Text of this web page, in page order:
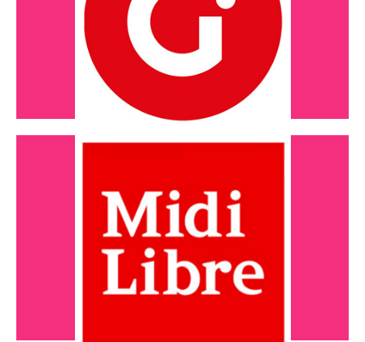
Décembre 2024
portes avant...
Le 21 organise des animations pour
les familles...
Lire l'article